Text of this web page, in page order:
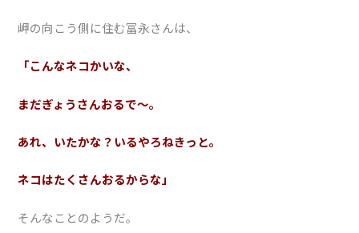
岬の向こう側に住む冨永さんは、
「こんなネコかいな、
まだぎょうさんおるで〜。
あれ、いたかな？いるやろねきっと。
ネコはたくさんおるからな」
そんなことのようだ。